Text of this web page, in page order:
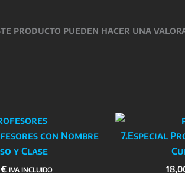
producto pueden hacer una
con Nombre
y Clase
€ IVA INCLUIDO
7.Especial